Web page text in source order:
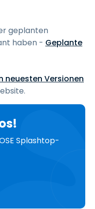
geplanten
haben - Geplante
neuesten Versionen
Splashtop-